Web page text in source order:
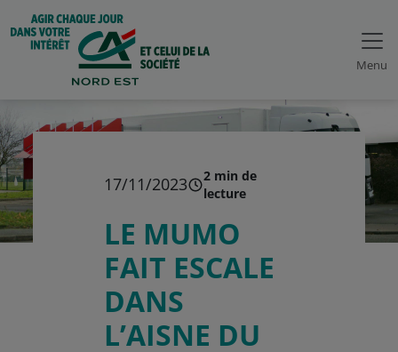
Menu
17/11/2023
2 min de
lecture
LE MUMO
FAIT ESCALE
DANS
L’AISNE DU